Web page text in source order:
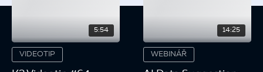
5:54
VIDEOTIP
14:25
WEBINÁŘ